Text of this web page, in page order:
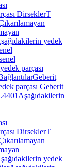
DirseklerT
yedek
parçası
Geberit
parçası Geberit
Aşağıdakilerin
DirseklerT
yedek